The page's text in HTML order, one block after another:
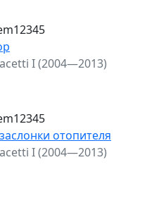
I (2004—2013)
отопителя
I (2004—2013)